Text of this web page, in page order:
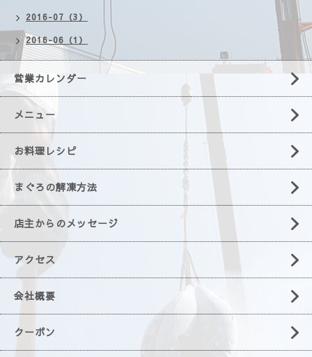
2016-07（3）
2016-06（1）
営業カレンダー
メニュー
お料理レシピ
まぐろの解凍方法
店主からのメッセージ
アクセス
会社概要
クーポン